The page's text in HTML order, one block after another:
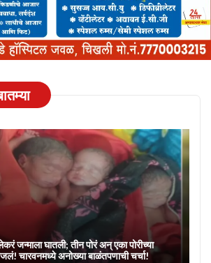
जन्माला घातली; तीन पोरं अन् एका पोरीच्या
चारवनमध्ये अनोख्या बाळंतपणाची चर्चा!